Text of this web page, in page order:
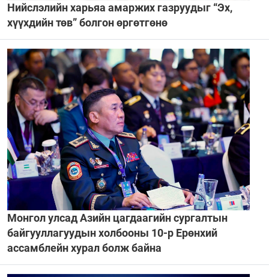
Нийслэлийн харьяа амаржих газруудыг “Эх,
хүүхдийн төв” болгон өргөтгөнө
Монгол улсад Азийн цагдаагийн сургалтын
байгууллагуудын холбооны 10-р Ерөнхий
ассамблейн хурал болж байна